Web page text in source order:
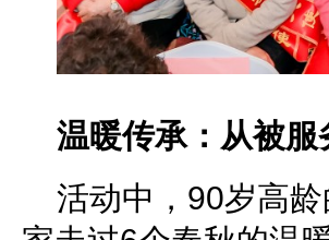
温暖传承：从被
活动中，90岁高